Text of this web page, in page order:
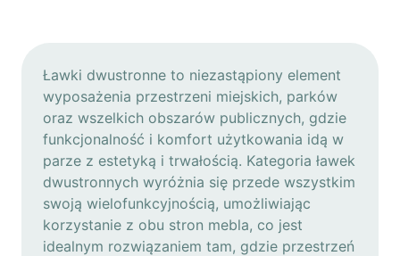
Ławki dwustronne to niezastąpiony element
wyposażenia przestrzeni miejskich, parków
oraz wszelkich obszarów publicznych, gdzie
funkcjonalność i komfort użytkowania idą w
parze z estetyką i trwałością. Kategoria ławek
dwustronnych wyróżnia się przede wszystkim
swoją wielofunkcyjnością, umożliwiając
korzystanie z obu stron mebla, co jest
idealnym rozwiązaniem tam, gdzie przestrzeń